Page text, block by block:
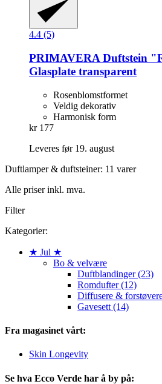
4.4 (5)
PRIMAVERA Duftstein
Glasplate transparent
Rosenblomstformet
Veldig dekorativ
Harmonisk form
kr 177
Leveres før 19. august
Duftlamper & duftsteiner: 11 varer
Alle priser inkl. mva.
Filter
Kategorier:
★ Jul ★
Bo & velvære
Duftblandinger (23)
Romdufter (12)
Diffusere &
Gavesett (14)
Fra magasinet vårt:
Skin Longevity
Se hva Ecco Verde har å by på: